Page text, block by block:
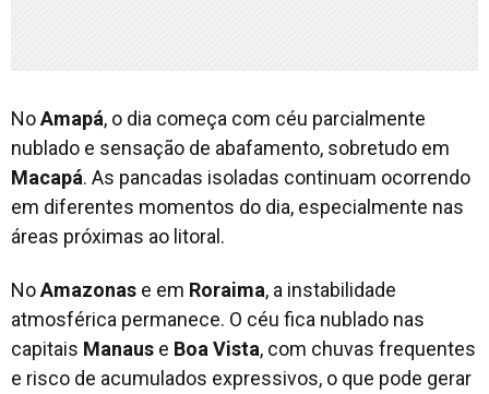
NoAmapá, o dia começa com céu parcialmente
nublado e sensação de abafamento, sobretudo em
Macapá. As pancadas isoladas continuam ocorrendo
em diferentes momentos do dia, especialmente nas
áreas próximas ao litoral.
NoAmazonas e em Roraima, a instabilidade
atmosférica permanece. O céu fica nublado nas
capitais Manaus e Boa Vista, com chuvas frequentes
e risco de acumulados expressivos, o que pode gerar